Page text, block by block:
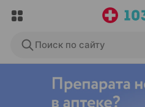
Поиск по сайту